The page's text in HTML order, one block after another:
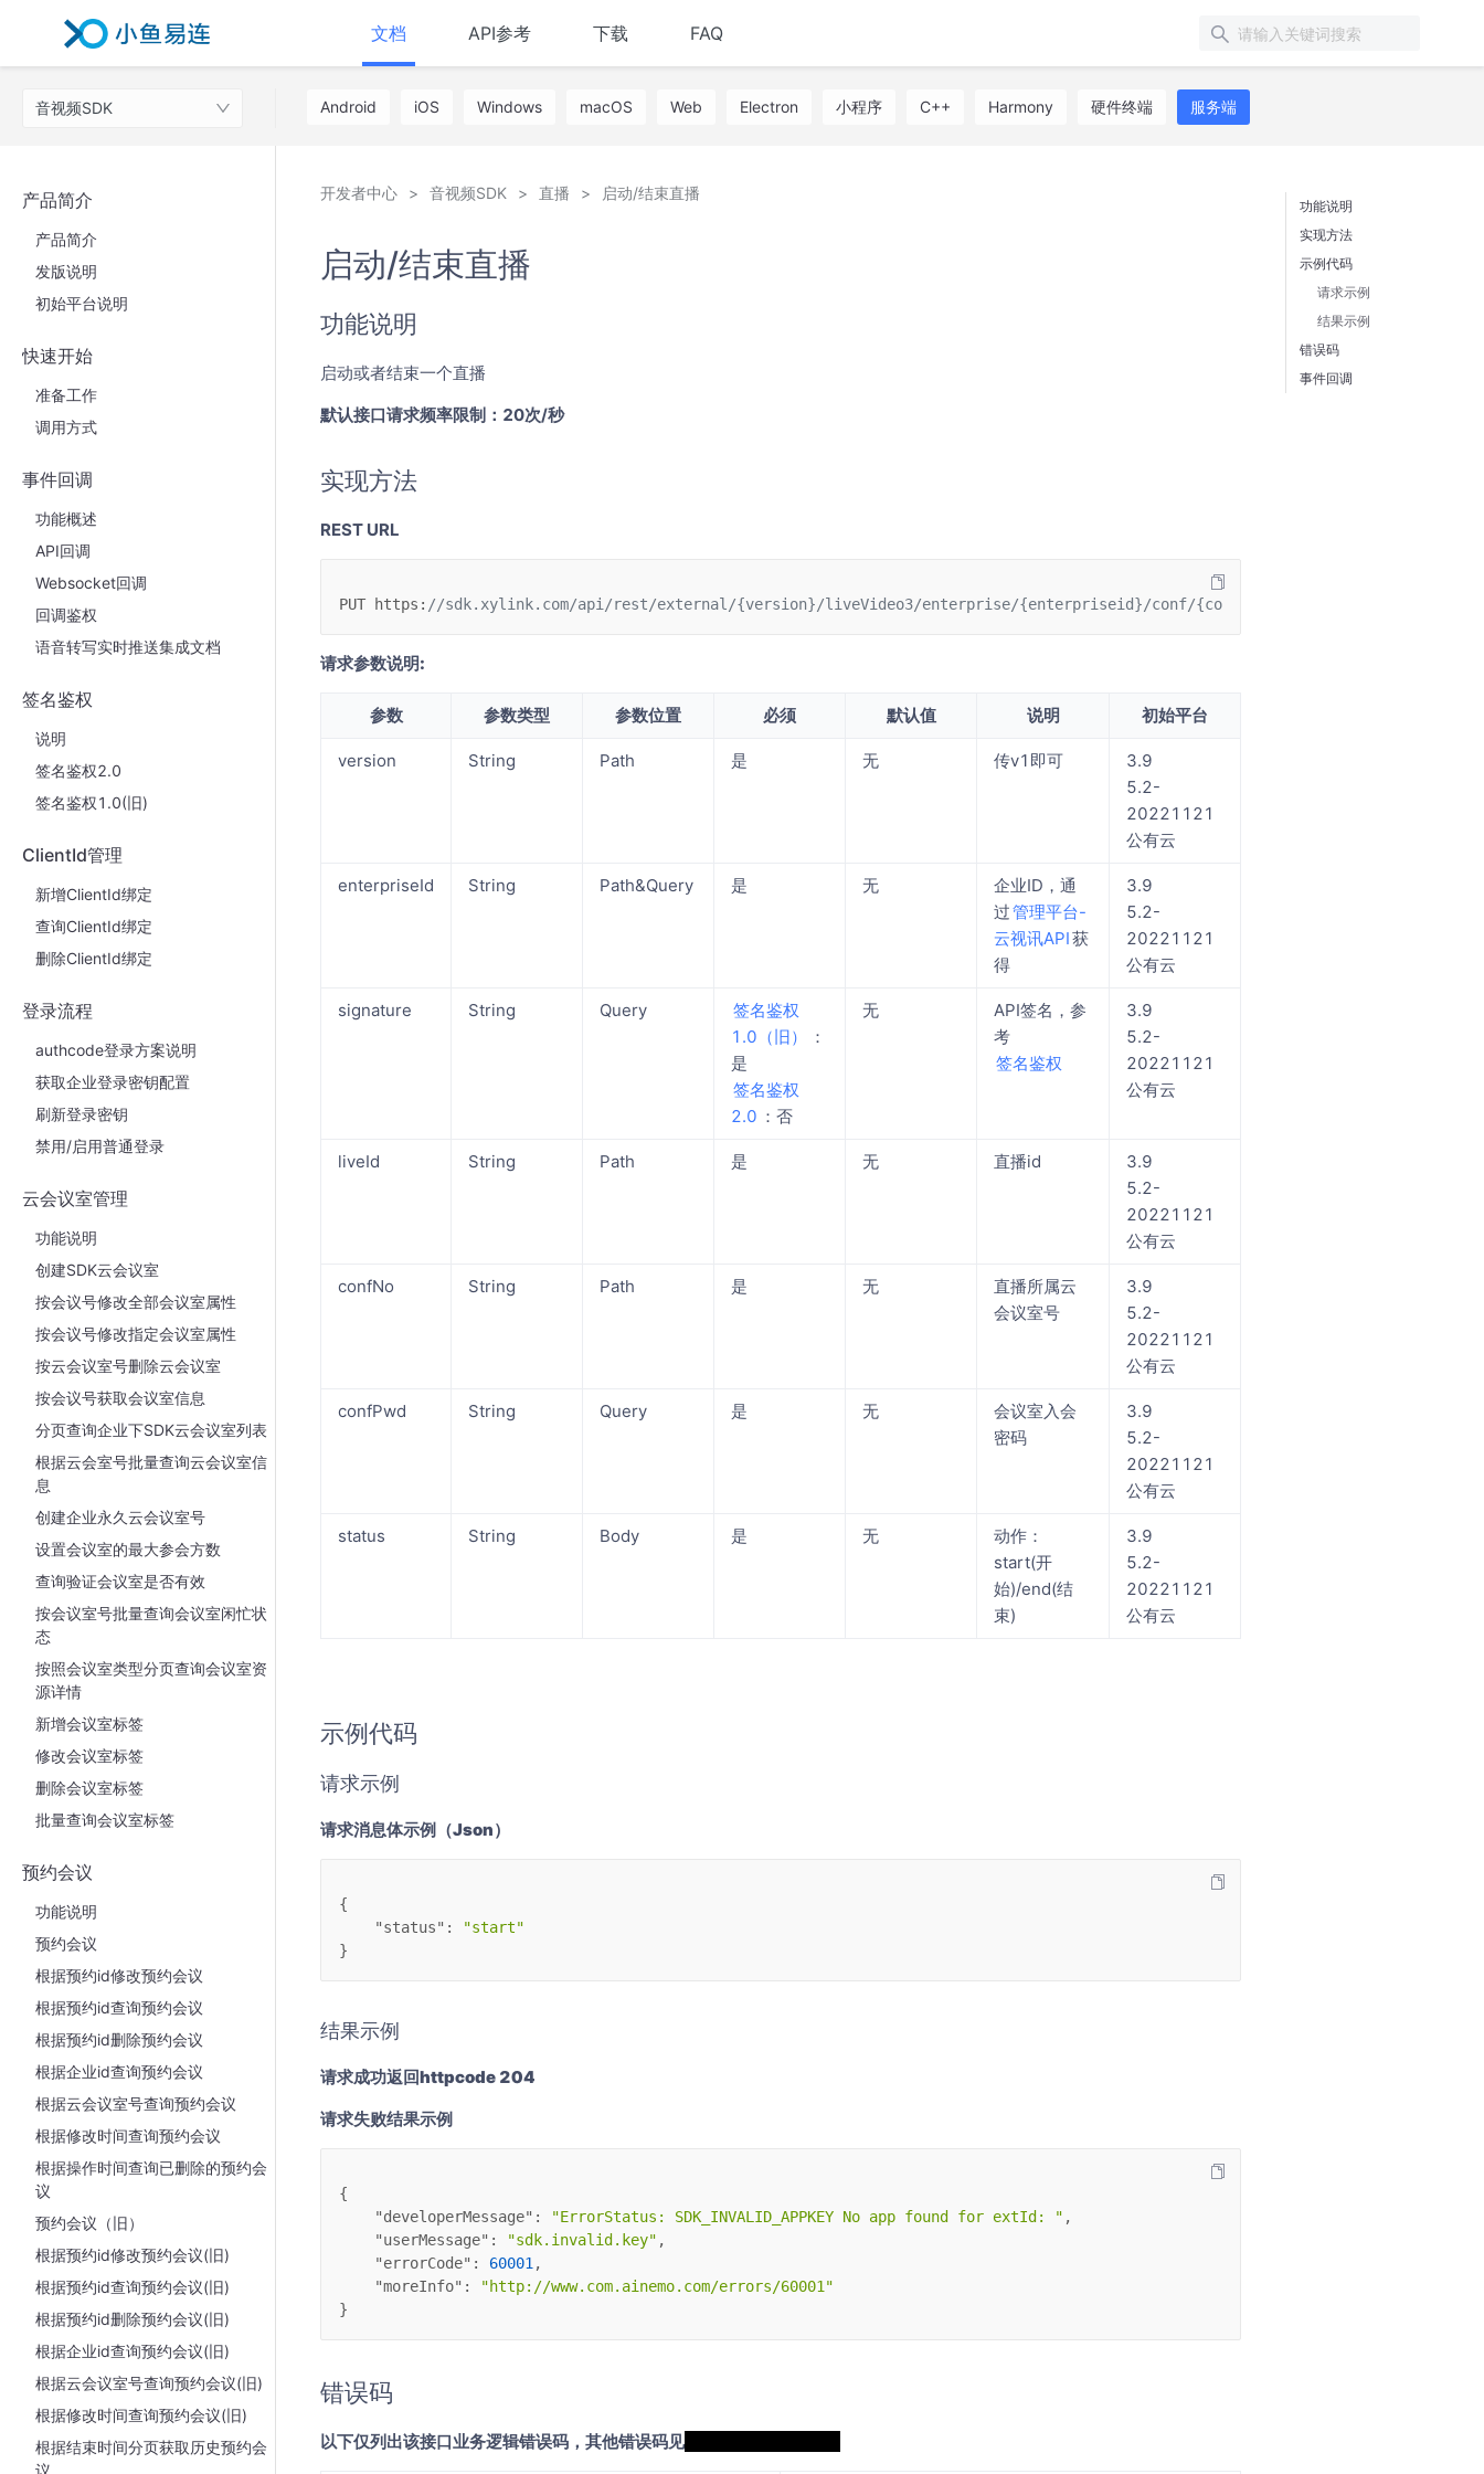
文档 API参考 下载 FAQ
音视频SDK Android iOS Windows macOS Web Electron 小程序 C++ Harmony 硬件终端 服务端
产品简介
产品简介
发版说明
初始平台说明
快速开始
准备工作
调用方式
事件回调
功能概述
API回调
Websocket回调
回调鉴权
语音转写实时推送集成文档
签名鉴权
说明
签名鉴权2.0
签名鉴权1.0(旧)
ClientId管理
新增ClientId绑定
查询ClientId绑定
删除ClientId绑定
登录流程
authcode登录方案说明
获取企业登录密钥配置
刷新登录密钥
禁用/启用普通登录
云会议室管理
功能说明
创建SDK云会议室
按会议号修改全部会议室属性
按会议号修改指定会议室属性
按云会议室号删除云会议室
按会议号获取会议室信息
分页查询企业下SDK云会议室列表
根据云会室号批量查询云会议室信
息
创建企业永久云会议室号
设置会议室的最大参会方数
查询验证会议室是否有效
按会议室号批量查询会议室闲忙状
态
按照会议室类型分页查询会议室资
源详情
新增会议室标签
修改会议室标签
删除会议室标签
批量查询会议室标签
预约会议
功能说明
预约会议
根据预约id修改预约会议
根据预约id查询预约会议
根据预约id删除预约会议
根据企业id查询预约会议
根据云会议室号查询预约会议
根据修改时间查询预约会议
根据操作时间查询已删除的预约会
议
预约会议（旧）
根据预约id修改预约会议(旧)
根据预约id查询预约会议(旧)
根据预约id删除预约会议(旧)
根据企业id查询预约会议(旧)
根据云会议室号查询预约会议(旧)
根据修改时间查询预约会议(旧)
根据结束时间分页获取历史预约会
议
功能说明
实现方法
示例代码
请求示例
结果示例
错误码
事件回调
开发者中心 音视频SDK 直播 启动/结束直播
启动/结束直播
功能说明
启动或者结束一个直播
默认接口请求频率限制：20次/秒
实现方法
REST URL
PUT https : //sdk.xylink.com/api/rest/external/{version}/liveVideo3/enterprise/{enterpriseid}/conf/{confNo}/live/{liveid}/
请求参数说明:
参数 参数类型 参数位置 必须 默认值 说明 初始平台
version String Path 是 无 传v1即可
3.9
5.2-
20221121
公有云
enterpriseId String Path&Query 是 无
企业ID，通
过管理平台-
云视讯API获
得
3.9
5.2-
20221121
公有云
signature String Query
签名鉴权
1.0（旧）
：
是
签名鉴权
2.0 ：否
无
API签名，参
考
签名鉴权
3.9
5.2-
20221121
公有云
liveId String Path 是 无 直播id
3.9
5.2-
20221121
公有云
confNo String Path 是 无
直播所属云
会议室号
3.9
5.2-
20221121
公有云
confPwd String Query 是 无
会议室入会
密码
3.9
5.2-
20221121
公有云
status String Body 是 无
动作：
start(开
始)/end(结
束)
3.9
5.2-
20221121
公有云
示例代码
请求示例
请求消息体示例（Json）
{
"status" :
"start"
}
结果示例
请求成功返回httpcode 204
请求失败结果示例
{
"developerMessage" : "ErrorStatus: SDK_INVALID_APPKEY No app found for extId: " ,
"userMessage" : "sdk.invalid.key" ,
"errorCode" : 60001 ,
"moreInfo" :
"http://www.com.ainemo.com/errors/60001"
}
错误码
以下仅列出该接口业务逻辑错误码，其他错误码见